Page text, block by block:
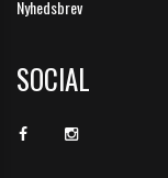
Nyhedsbrev
SOCIAL